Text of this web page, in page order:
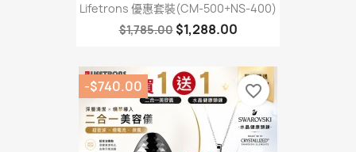
Lifetrons 優惠套裝(CM-500+NS-400)
$1,785.00 $1,288.00
-$740.00 favorite_border